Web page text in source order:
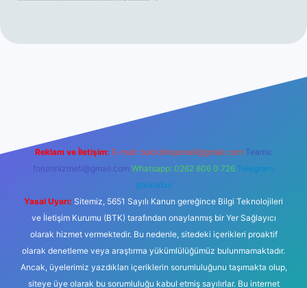
Betexper giriş adresi
Reklam ve İletişim: E-mail: backlinkpaneli@gmail.com Teams:
forumhizmeti@gmail.com Whatsapp: 0262 606 0 726 Telegram:
@karabul
Yasal Uyarı: Sitemiz, 5651 Sayılı Kanun gereğince Bilgi Teknolojileri
ve İletişim Kurumu (BTK) tarafından onaylanmış bir Yer Sağlayıcı
olarak hizmet vermektedir. Bu nedenle, sitedeki içerikleri proaktif
olarak denetleme veya araştırma yükümlülüğümüz bulunmamaktadır.
Ancak, üyelerimiz yazdıkları içeriklerin sorumluluğunu taşımakta olup,
siteye üye olarak bu sorumluluğu kabul etmiş sayılırlar. Bu internet